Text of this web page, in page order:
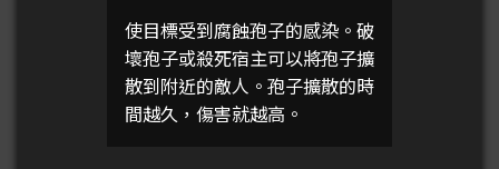
使目標受到腐蝕孢子的感染。破
壞孢子或殺死宿主可以將孢子擴
散到附近的敵人。孢子擴散的時
間越久，傷害就越高。